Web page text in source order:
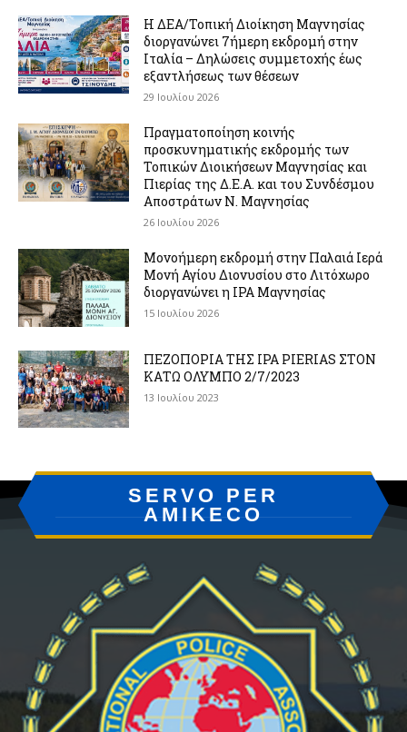
Η ΔΕΑ/Τοπική Διοίκηση Μαγνησίας
διοργανώνει 7ήμερη εκδρομή στην
Ιταλία – Δηλώσεις συμμετοχής έως
εξαντλήσεως των θέσεων
29 Ιουλίου 2026
Πραγματοποίηση κοινής
προσκυνηματικής εκδρομής των
Τοπικών Διοικήσεων Μαγνησίας και
Πιερίας της Δ.Ε.Α. και του Συνδέσμου
Αποστράτων Ν. Μαγνησίας
26 Ιουλίου 2026
Μονοήμερη εκδρομή στην Παλαιά Ιερά
Μονή Αγίου Διονυσίου στο Λιτόχωρο
διοργανώνει η IPA Μαγνησίας
15 Ιουλίου 2026
ΠΕΖΟΠΟΡΙΑ ΤΗΣ IPA PIERIAS ΣΤΟΝ
ΚΑΤΩ ΟΛΥΜΠΟ 2/7/2023
13 Ιουλίου 2023
SERVO PER
AMIKECO